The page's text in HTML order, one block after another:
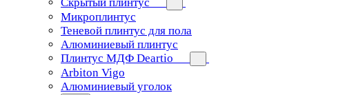
Микроплинтус
Теневой плинтус для пола
Алюминиевый плинтус
Плинтус МДФ Deartio
Arbiton Vigo
Алюминиевый уголок